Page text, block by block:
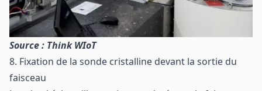
Source : Think WIoT
8. Fixation de la sonde cristalline devant la sortie du
faisceau